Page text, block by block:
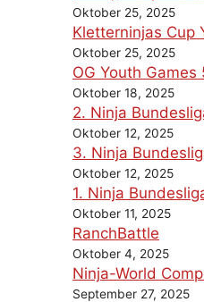
Oktober 25, 2025
Kletterninjas Cup
Oktober 25, 2025
OG Youth Games
Oktober 18, 2025
2. Ninja
Oktober 12, 2025
3. Ninja
Oktober 12, 2025
1. Ninja
Oktober 11, 2025
RanchBattle
Oktober 4, 2025
Ninja-World
September 27, 2025